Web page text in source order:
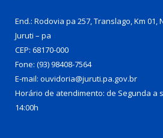
End.: Rodovia pa 257, Translago, Km 01,
Juruti – pa
CEP: 68170-000
Fone: (93) 98408-7564
E-mail: ouvidoria@juruti.pa.gov.br
Horário de atendimento: de Segunda a
14:00h